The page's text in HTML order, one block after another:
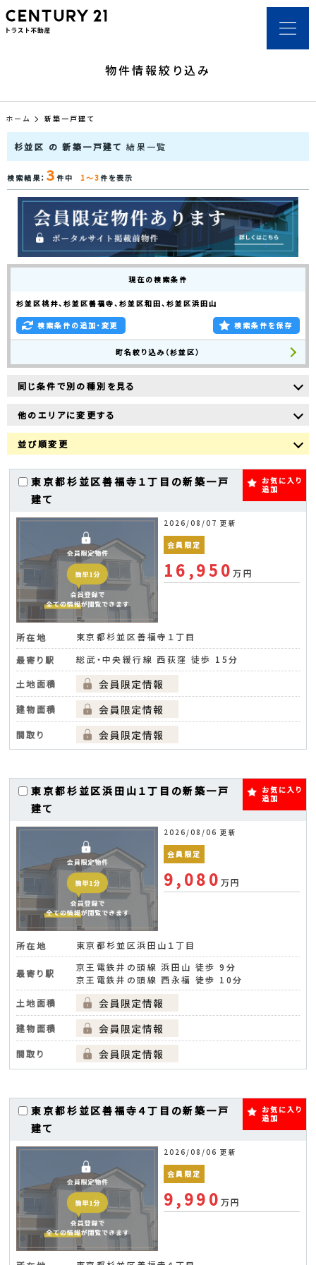
物件情報絞り込み
ホーム 新築一戸建て
杉並区 の 新築一戸建て結果一覧
検索結果： 3 件中 1～3件を表示
現在の検索条件
杉並区桃井、杉並区善福寺、杉並区和田、杉並区浜田山
検索条件の追加・変更 検索条件を保存
町名絞り込み（杉並区）
同じ条件で別の種別を見る
他のエリアに変更する
並び順変更
東京都杉並区善福寺１丁目の新築一戸
建て
お気に入り
追加
2026/08/07 更新
会員限定
16,950万円
所在地
東京都杉並区善福寺１丁目
最寄り駅
総武・中央緩行線 西荻窪 徒歩 15分
土地面積
建物面積
間取り
東京都杉並区浜田山１丁目の新築一戸
建て
お気に入り
追加
2026/08/06 更新
会員限定
9,080万円
所在地 東京都杉並区浜田山１丁目
最寄り駅
京王電鉄井の頭線 浜田山 徒歩 9分
京王電鉄井の頭線 西永福 徒歩 10分
土地面積
建物面積
間取り
東京都杉並区善福寺４丁目の新築一戸
建て
お気に入り
追加
2026/08/06 更新
会員限定
9,990万円